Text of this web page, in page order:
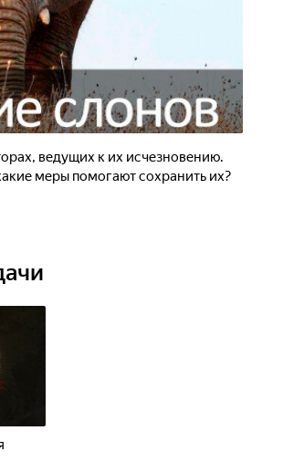
ведущих к их исчезновению.
меры помогают сохранить их?